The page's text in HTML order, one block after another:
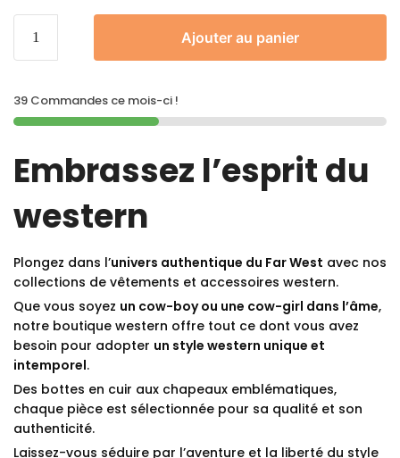
Ajouter au panier
39 Commandes ce mois-ci !
Embrassez l’esprit du
western
Plongez dans l’univers authentique du Far West avec nos
collections de vêtements et accessoires western.
Que vous soyez un cow-boy ou une cow-girl dans l’âme,
notre boutique western offre tout ce dont vous avez
besoin pour adopter un style western unique et
intemporel.
Des bottes en cuir aux chapeaux emblématiques,
chaque pièce est sélectionnée pour sa qualité et son
authenticité.
Laissez-vous séduire par l’aventure et la liberté du style